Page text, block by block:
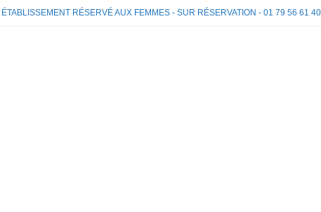
ÉTABLISSEMENT RÉSERVÉ AUX FEMMES - SUR RÉSERVATION - 01 79 56 61 40